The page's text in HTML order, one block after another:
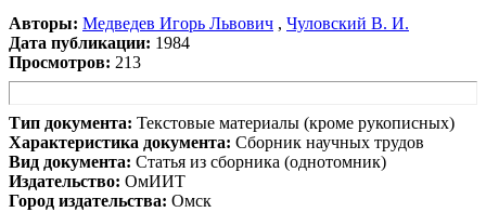
Авторы: Медведев Игорь Львович , Чуловский В. И.
Дата публикации: 1984
Просмотров: 213
Тип документа: Текстовые материалы (кроме рукописных)
Характеристика документа: Сборник научных трудов
Вид документа: Статья из сборника (однотомник)
Издательство: ОмИИТ
Город издательства: Омск